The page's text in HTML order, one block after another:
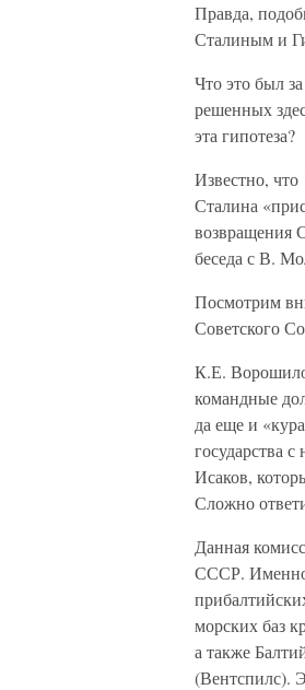
Правда,
Сталиным и
Что это был
решенных
эта гипотеза?
Известно, что
Сталина
возвращения
беседа с В.
Посмотрим
Советского
К.Е.
командные
да еще и
государства
Исаков,
Сложно
Данная
СССР. Именно
морских баз
а также
(Вентспилс).